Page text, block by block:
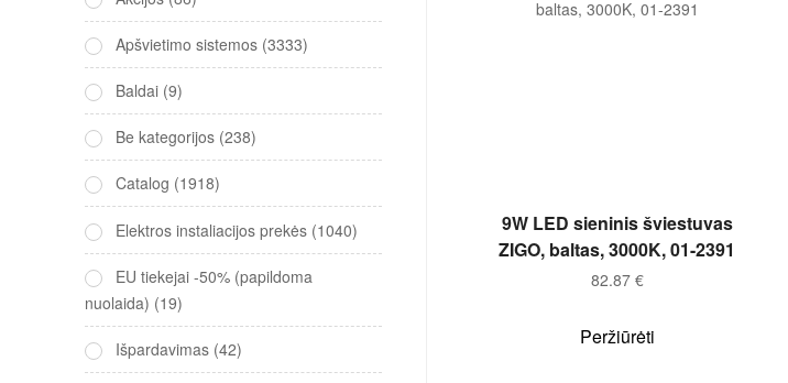
Į KREPŠELĮ
9W LED sieninis šviestuvas
ZIGO, baltas, 3000K, 01-2391
82.87 €
Peržiūrėti
Apšvietimo sistemos (3333)
Baldai (9)
Be kategorijos (238)
Catalog (1918)
Elektros instaliacijos prekės (1040)
EU tiekejai -50% (papildoma
nuolaida) (19)
Išpardavimas (42)